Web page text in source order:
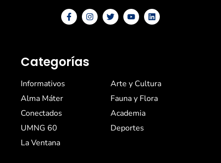
Categorías
Informativos
Alma Máter
Conectados
UMNG 60
La Ventana
Arte y Cultura
Fauna y Flora
Academia
Deportes